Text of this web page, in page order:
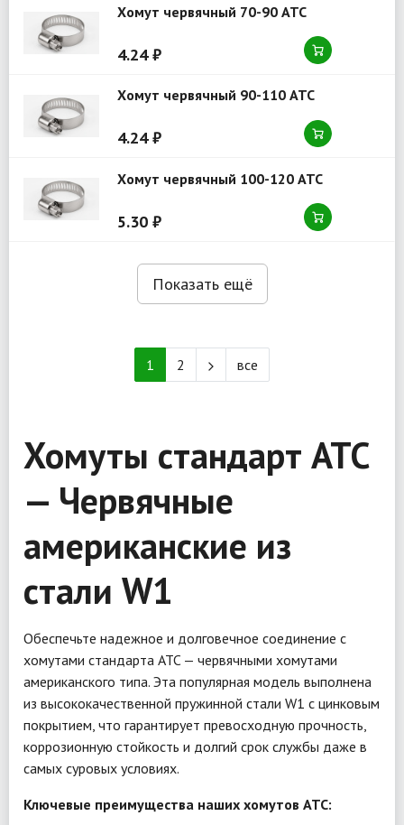
Хомут червячный 70-90 ATC
4.24 ₽
Хомут червячный 90-110 ATC
4.24 ₽
Хомут червячный 100-120 ATC
5.30 ₽
Показать ещё
1 2 все
Хомуты стандарт ATC
— Червячные
американские из
стали W1
Обеспечьте надежное и долговечное соединение с
хомутами стандарта ATC — червячными хомутами
американского типа. Эта популярная модель выполнена
из высококачественной пружинной стали W1 с цинковым
покрытием, что гарантирует превосходную прочность,
коррозионную стойкость и долгий срок службы даже в
самых суровых условиях.
Ключевые преимущества наших хомутов ATC: